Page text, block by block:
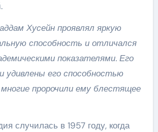
Хусейн проявлял яркую
способность и отличался
показателями. Его
удивлены его способностью
пророчили ему блестящее
случилась в 1957 году, когда